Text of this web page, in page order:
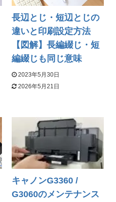
長辺とじ・短辺とじの
違いと印刷設定方法
【図解】長編綴じ・短
編綴じも同じ意味
2023年5月30日
2026年5月21日
キャノンG3360 /
G3060のメンテナンス